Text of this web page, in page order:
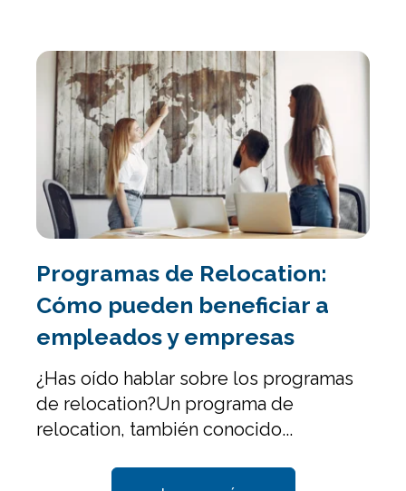
Programas de Relocation:
Cómo pueden beneficiar a
empleados y empresas
¿Has oído hablar sobre los programas
de relocation?Un programa de
relocation, también conocido...